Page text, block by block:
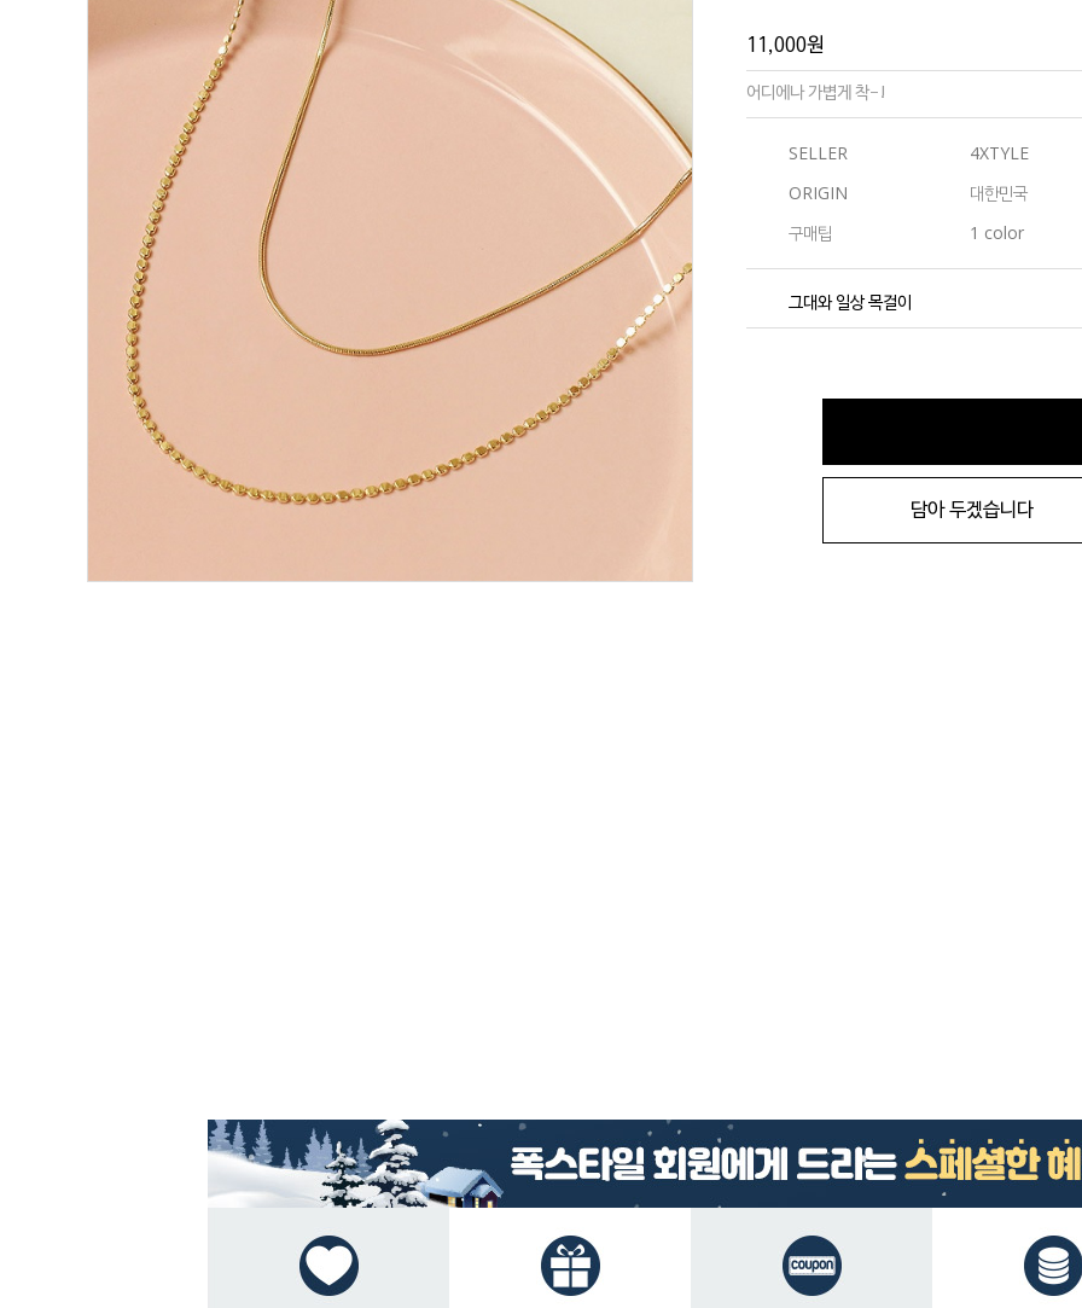
11,000원
어디에나 가볍게 착-!
SELLER
4XTYLE
ORIGIN
대한민국
구매팁
1 color
그대와 일상 목걸이
담아 두겠습니다